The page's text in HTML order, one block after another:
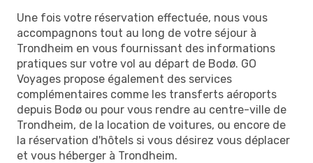
Une fois votre réservation effectuée, nous vous
accompagnons tout au long de votre séjour à
Trondheim en vous fournissant des informations
pratiques sur votre vol au départ de Bodø. GO
Voyages propose également des services
complémentaires comme les transferts aéroports
depuis Bodø ou pour vous rendre au centre-ville de
Trondheim, de la location de voitures, ou encore de
la réservation d'hôtels si vous désirez vous déplacer
et vous héberger à Trondheim.